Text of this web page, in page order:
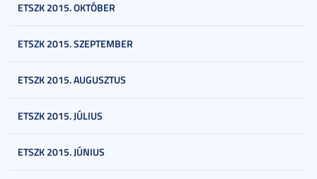
ETSZK 2015. OKTÓBER
ETSZK 2015. SZEPTEMBER
ETSZK 2015. AUGUSZTUS
ETSZK 2015. JÚLIUS
ETSZK 2015. JÚNIUS